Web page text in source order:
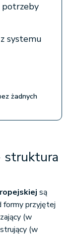
potrzeby
systemu
żadnych
struktura
są
formy przyjętej
(w
(w